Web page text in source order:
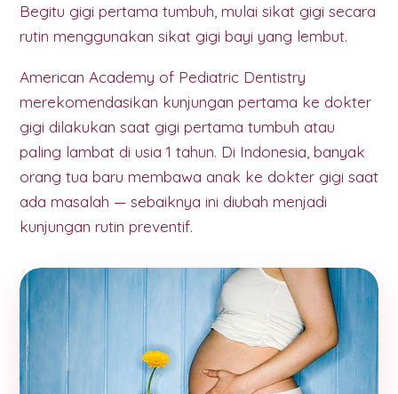
Begitu gigi pertama tumbuh, mulai sikat gigi secara
rutin menggunakan sikat gigi bayi yang lembut.
American Academy of Pediatric Dentistry
merekomendasikan kunjungan pertama ke dokter
gigi dilakukan saat gigi pertama tumbuh atau
paling lambat di usia 1 tahun. Di Indonesia, banyak
orang tua baru membawa anak ke dokter gigi saat
ada masalah — sebaiknya ini diubah menjadi
kunjungan rutin preventif.